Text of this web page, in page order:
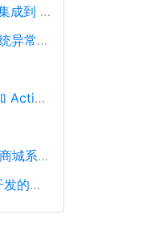
yii-goaop - 将 goaop 集成到 Yii，在 Yii 中优雅的面向切面编程
yii-log-target - 监控系统异常且多渠道发送异常信息通知
面向对象的一小步：添加 ActiveRecord 的 Scope 功能
基于 Yii2 开发的多店铺商城系统，免费开源 + 适合二开
leadshop - 基于 Yii2 开发的一款免费开源且支持商业使用的商城管理系统